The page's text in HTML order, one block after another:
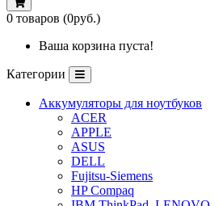
0 товаров (0руб.)
Ваша корзина пуста!
Категории
Аккумуляторы для ноутбуков
ACER
APPLE
ASUS
DELL
Fujitsu-Siemens
HP Compaq